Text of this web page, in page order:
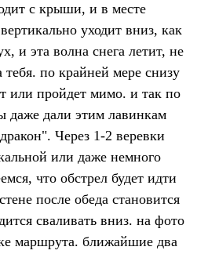
с крыши, и в месте
уходит вниз, как
и эта волна снега летит, не
тебя. по крайней мере снизу
или пройдет мимо. и так по
даже дали этим лавинкам
Через 1-2 веревки
или даже немного
что обстрел будет идти
после обеда становится
сваливать вниз. на фото
маршрута. ближайшие два